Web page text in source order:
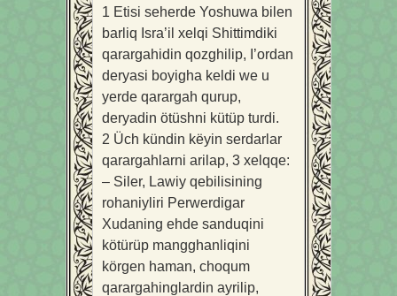
1 Etisi seherde Yoshuwa bilen
barliq Isra’il xelqi Shittimdiki
qarargahidin qozghilip, I’ordan
deryasi boyigha keldi we u
yerde qarargah qurup,
deryadin ötüshni kütüp turdi.
2 Üch kündin këyin serdarlar
qarargahlarni arilap, 3 xelqqe:
– Siler, Lawiy qebilisining
rohaniyliri Perwerdigar
Xudaning ehde sanduqini
kötürüp mangghanliqini
körgen haman, choqum
qarargahinglardin ayrilip,